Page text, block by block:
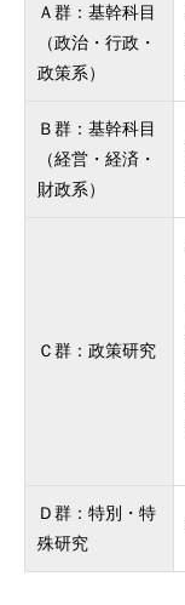
Ａ群：基幹科目
（政治・行政・
政策系）
Ｂ群：基幹科目
（経営・経済・
財政系）
Ｃ群：政策研究
Ｄ群：特別・特
殊研究